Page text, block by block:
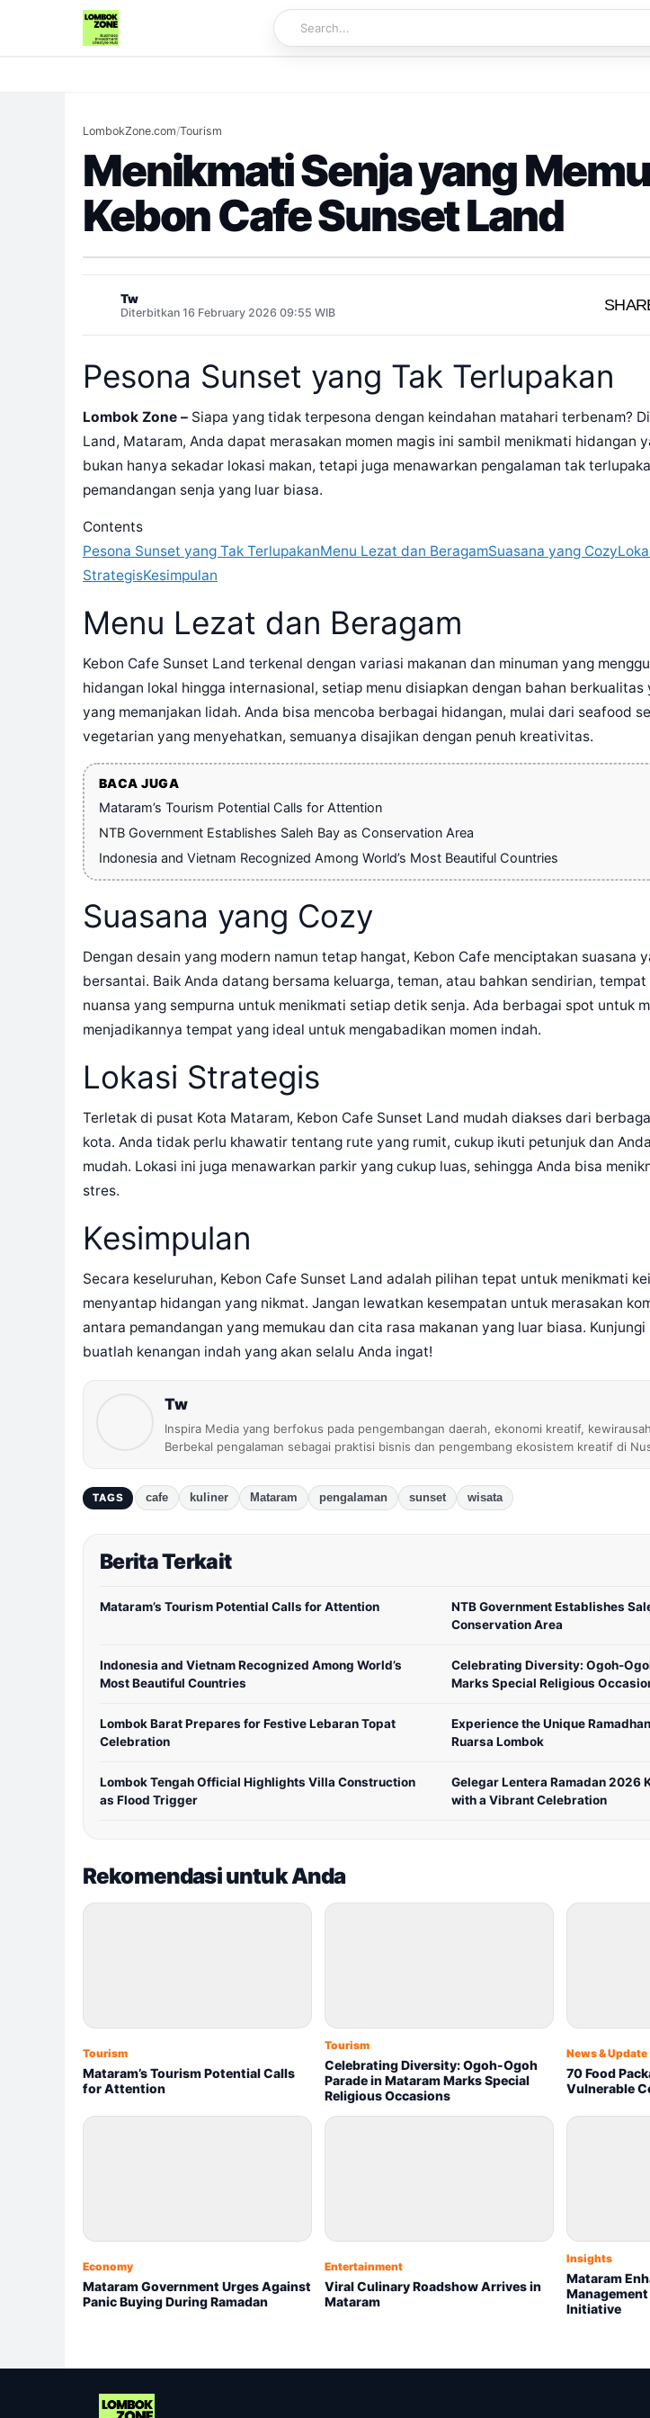
LombokZone.com/Tourism
Menikmati Senja yang
Kebon Cafe Sunset Land
Tw
Diterbitkan 16 February 2026 09:55 WIB
Pesona Sunset yang Tak Terlupakan
Lombok Zone – Siapa yang tidak terpesona dengan keindahan matahari terbenam?
Land, Mataram, Anda dapat merasakan momen magis ini sambil menikmati hidangan
bukan hanya sekadar lokasi makan, tetapi juga menawarkan pengalaman tak
pemandangan senja yang luar biasa.
Contents
Pesona Sunset yang Tak TerlupakanMenu Lezat dan BeragamSuasana yang Cozy
StrategisKesimpulan
Menu Lezat dan Beragam
Kebon Cafe Sunset Land terkenal dengan variasi makanan dan minuman yang
hidangan lokal hingga internasional, setiap menu disiapkan dengan bahan berkualitas
yang memanjakan lidah. Anda bisa mencoba berbagai hidangan, mulai dari seafood
vegetarian yang menyehatkan, semuanya disajikan dengan penuh kreativitas.
BACA JUGA
Mataram’s Tourism Potential Calls for Attention
NTB Government Establishes Saleh Bay as Conservation Area
Indonesia and Vietnam Recognized Among World’s Most Beautiful Countries
Suasana yang Cozy
Dengan desain yang modern namun tetap hangat, Kebon Cafe menciptakan suasana
bersantai. Baik Anda datang bersama keluarga, teman, atau bahkan sendirian,
nuansa yang sempurna untuk menikmati setiap detik senja. Ada berbagai spot untuk
menjadikannya tempat yang ideal untuk mengabadikan momen indah.
Lokasi Strategis
Terletak di pusat Kota Mataram, Kebon Cafe Sunset Land mudah diakses dari
kota. Anda tidak perlu khawatir tentang rute yang rumit, cukup ikuti petunjuk dan
mudah. Lokasi ini juga menawarkan parkir yang cukup luas, sehingga Anda bisa
stres.
Kesimpulan
Secara keseluruhan, Kebon Cafe Sunset Land adalah pilihan tepat untuk menikmati
menyantap hidangan yang nikmat. Jangan lewatkan kesempatan untuk merasakan
antara pemandangan yang memukau dan cita rasa makanan yang luar biasa. Kunjungi
buatlah kenangan indah yang akan selalu Anda ingat!
Tw
Inspira Media yang berfokus pada pengembangan daerah, ekonomi kreatif,
Berbekal pengalaman sebagai praktisi bisnis dan pengembang ekosistem kreatif di
TAGS cafe kuliner Mataram pengalaman sunset wisata
Berita Terkait
Mataram’s Tourism Potential Calls for Attention
NTB Government Establishes
Conservation Area
Indonesia and Vietnam Recognized Among World’s
Most Beautiful Countries
Celebrating Diversity: Ogoh-
Marks Special Religious
Lombok Barat Prepares for Festive Lebaran Topat
Celebration
Experience the Unique
Ruarsa Lombok
Lombok Tengah Official Highlights Villa Construction
as Flood Trigger
Gelegar Lentera Ramadan 2026
with a Vibrant Celebration
Rekomendasi untuk Anda
Tourism
Mataram’s Tourism Potential Calls
for Attention
Tourism
Celebrating Diversity: Ogoh-Ogoh
Parade in Mataram Marks Special
Religious Occasions
News & Update
70 Food
Vulnerable
Economy
Mataram Government Urges Against
Panic Buying During Ramadan
Entertainment
Viral Culinary Roadshow Arrives in
Mataram
Insights
Mataram
Initiative